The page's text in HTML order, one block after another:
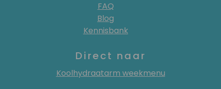
FAQ
Blog
Kennisbank
Direct naar
Koolhydraatarm weekmenu